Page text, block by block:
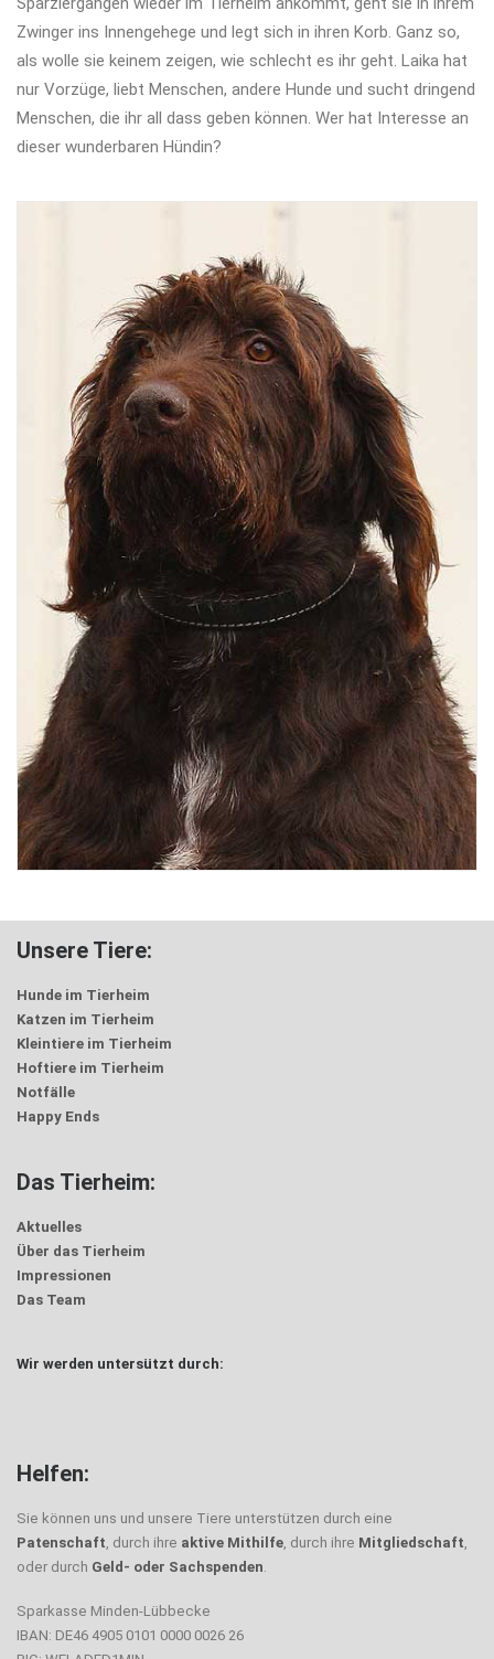
Zwinger ins Innengehege und legt sich in ihren Korb. Ganz so,
als wolle sie keinem zeigen, wie schlecht es ihr geht. Laika hat
nur Vorzüge, liebt Menschen, andere Hunde und sucht dringend
Menschen, die ihr all dass geben können. Wer hat Interesse an
dieser wunderbaren Hündin?
Unsere Tiere:
Hunde im Tierheim
Katzen im Tierheim
Kleintiere im Tierheim
Hoftiere im Tierheim
Notfälle
Happy Ends
Das Tierheim:
Aktuelles
Über das Tierheim
Impressionen
Das Team
Wir werden untersützt durch:
Helfen:
Sie können uns und unsere Tiere unterstützen durch eine
Patenschaft, durch ihre aktive Mithilfe, durch ihre Mitgliedschaft,
oder durch Geld- oder Sachspenden.
Sparkasse Minden-Lübbecke
IBAN: DE46 4905 0101 0000 0026 26